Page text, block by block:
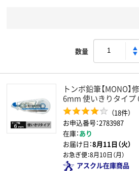
数量
トンボ鉛筆【MONO
6mm 使いきりタイプ
（18件）
お申込番号：2783987
在庫：あり
お届け日：8月11日（火）
お急ぎ便：8月10日（月）
アスクル在庫商品